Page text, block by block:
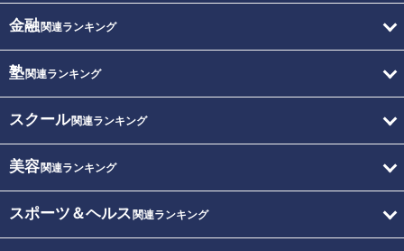
金融関連ランキング
塾関連ランキング
スクール関連ランキング
美容関連ランキング
スポーツ＆ヘルス 関連ランキング